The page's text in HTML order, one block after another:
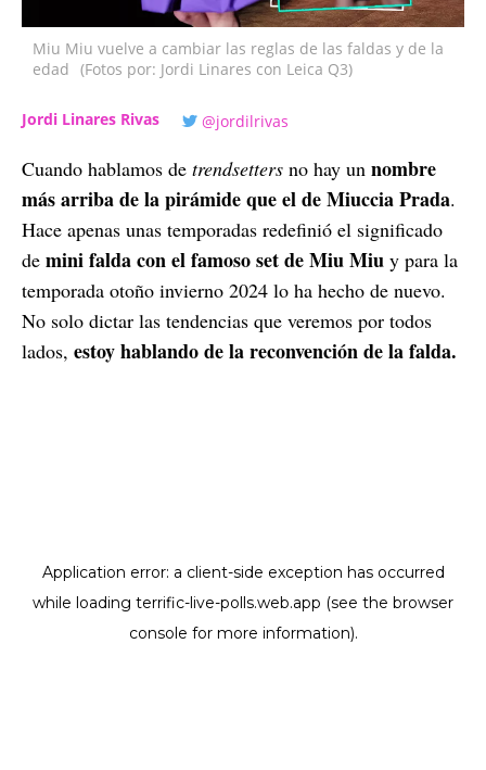
Miu Miu vuelve a cambiar las reglas de las faldas y de la
edad (Fotos por: Jordi Linares con Leica Q3)
Jordi Linares Rivas @jordilrivas
Cuando hablamos de trendsetters no hay un nombre
más arriba de la pirámide que el de Miuccia Prada.
Hace apenas unas temporadas redefinió el significado
de mini falda con el famoso set de Miu Miu y para la
temporada otoño invierno 2024 lo ha hecho de nuevo.
No solo dictar las tendencias que veremos por todos
lados, estoy hablando de la reconvención de la falda.